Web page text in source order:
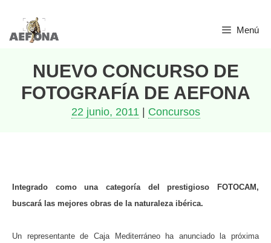
Saltar
Menú
NUEVO CONCURSO DE
FOTOGRAFÍA DE AEFONA
22 junio, 2011| Concursos
Integrado como una categoría del prestigioso FOTOCAM,
buscará las mejores obras de la naturaleza ibérica.
Un representante de Caja Mediterráneo ha anunciado la próxima